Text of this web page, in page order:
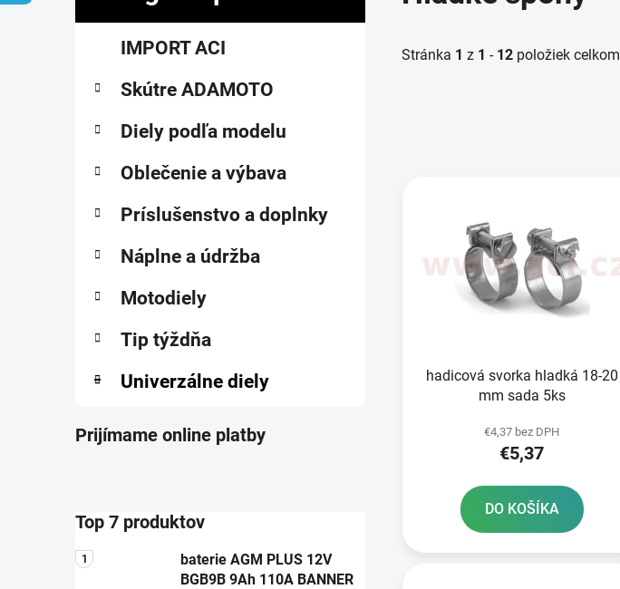
č
kategórieIMPORT ACI
Skútre ADAMOTO
Diely podľa modelu
Oblečenie a výbava
Príslušenstvo a doplnky
Náplne a údržba
Motodiely
Tip týždňa
Univerzálne diely
Prijímame online platby
Top 7 produktov
baterie AGM PLUS 12V
BGB9B 9Ah 110A BANNER
Stránka 1 z 1 - 12 položiek celkom
hadicová svorka hladká 18-20
mm sada 5ks
€4,37 bez DPH
€5,37
DO KOŠÍKA